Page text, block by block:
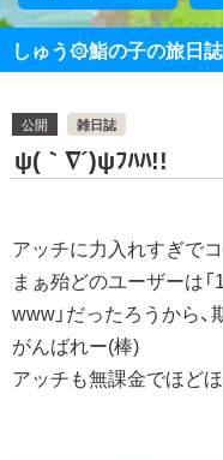
しゅう‪۞鮨の子の旅日誌
公開
雑日誌
ψ(｀∇´)ψﾌﾊﾊ!!
アッチに力入れすぎで
まぁ殆どのユーザーは
www」だったろうから
がんばれー(棒)
アッチも無課金でほど